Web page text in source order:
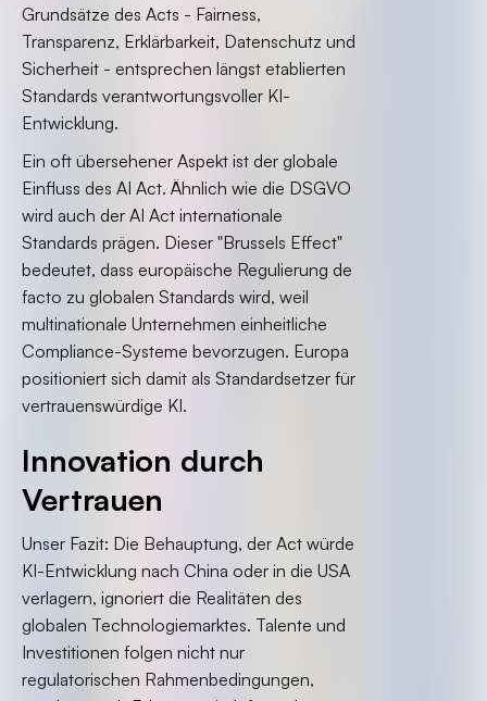
Grundsätze des Acts - Fairness,
Transparenz, Erklärbarkeit, Datenschutz und
Sicherheit - entsprechen längst etablierten
Standards verantwortungsvoller KI-
Entwicklung.
Ein oft übersehener Aspekt ist der globale
Einfluss des AI Act. Ähnlich wie die DSGVO
wird auch der AI Act internationale
Standards prägen. Dieser "Brussels Effect"
bedeutet, dass europäische Regulierung de
facto zu globalen Standards wird, weil
multinationale Unternehmen einheitliche
Compliance-Systeme bevorzugen. Europa
positioniert sich damit als Standardsetzer für
vertrauenswürdige KI.
Innovation durch
Vertrauen
Unser Fazit: Die Behauptung, der Act würde
KI-Entwicklung nach China oder in die USA
verlagern, ignoriert die Realitäten des
globalen Technologiemarktes. Talente und
Investitionen folgen nicht nur
regulatorischen Rahmenbedingungen,